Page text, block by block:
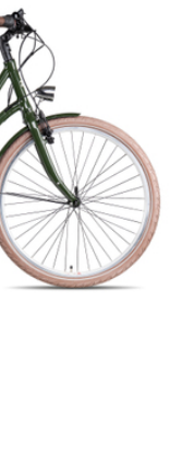
zu
gelangen.
Benutzer
von
können
Touch-
und